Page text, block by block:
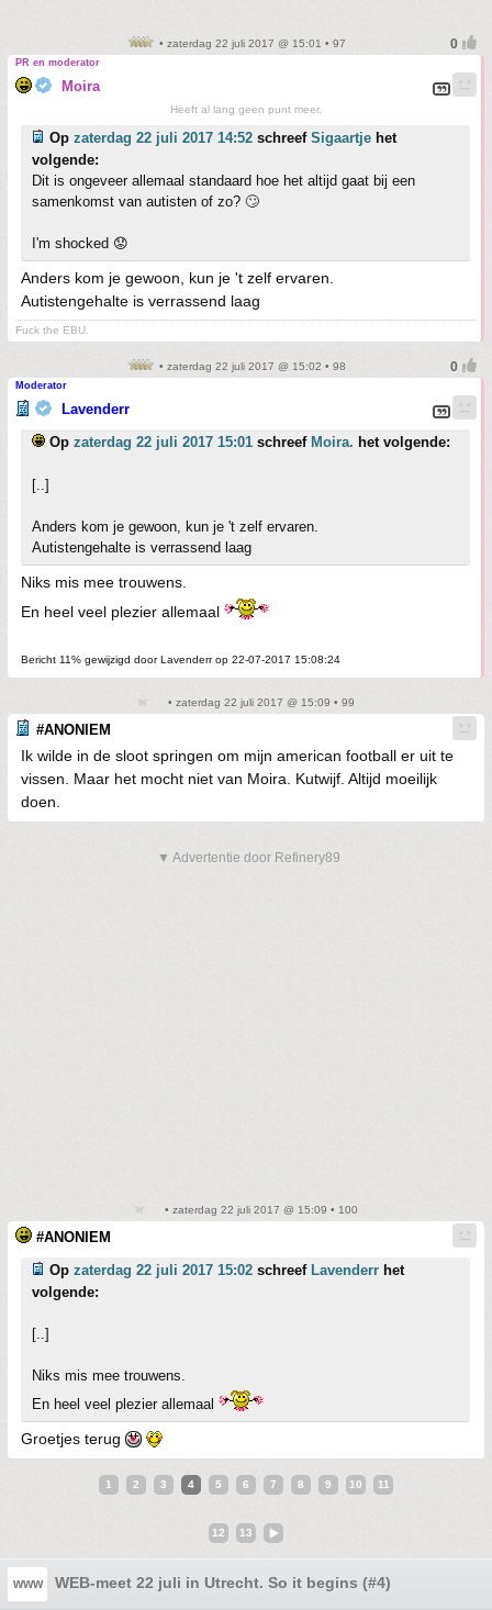
• zaterdag 22 juli 2017 @ 15:01 • 97
PR en moderator
Moira
Heeft al lang geen punt meer.
Op zaterdag 22 juli 2017 14:52 schreef Sigaartje het
volgende:
Dit is ongeveer allemaal standaard hoe het altijd gaat bij een
samenkomst van autisten of zo? 🙄
I'm shocked 😟
Anders kom je gewoon, kun je 't zelf ervaren.
Autistengehalte is verrassend laag
Fuck the EBU.
• zaterdag 22 juli 2017 @ 15:02 • 98
Moderator
Lavenderr
Op zaterdag 22 juli 2017 15:01 schreef Moira. het volgende:
[..]
Anders kom je gewoon, kun je 't zelf ervaren.
Autistengehalte is verrassend laag
Niks mis mee trouwens.
En heel veel plezier allemaal
Bericht 11% gewijzigd door Lavenderr op 22-07-2017 15:08:24
• zaterdag 22 juli 2017 @ 15:09 • 99
#ANONIEM
Ik wilde in de sloot springen om mijn american football er uit te
vissen. Maar het mocht niet van Moira. Kutwijf. Altijd moeilijk
doen.
▼ Advertentie door Refinery89
• zaterdag 22 juli 2017 @ 15:09 • 100
#ANONIEM
Op zaterdag 22 juli 2017 15:02 schreef Lavenderr het
volgende:
[..]
Niks mis mee trouwens.
En heel veel plezier allemaal
Groetjes terug
1 2 3 4 5 6 7 8 9 10 11
12 13
www WEB-meet 22 juli in Utrecht. So it begins (#4)